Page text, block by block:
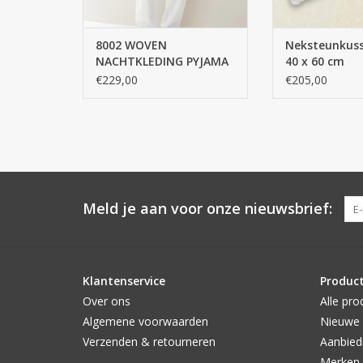
8002 WOVEN
NACHTKLEDING PYJAMA
CP 100% katoen,
€229,00
40 x 60 cm
€205,00
Meld je aan voor onze nieuwsbrief:
Klantenservice
Over ons
Algemene voorwaarden
Verzenden & retourneren
Alle